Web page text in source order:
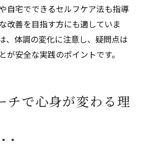
自宅でできるセルフケア法も指導
改善を目指す方にも適していま
、体調の変化に注意し、疑問点は
が安全な実践のポイントです。
チで心身が変わる理